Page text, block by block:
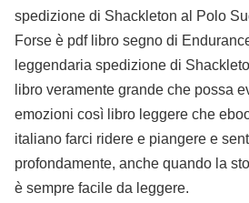
spedizione di Shackleton al Polo
Forse è pdf libro segno di
leggendaria spedizione di
libro veramente grande che possa
emozioni così libro leggere che
italiano farci ridere e piangere e
profondamente, anche quando la
è sempre facile da leggere.